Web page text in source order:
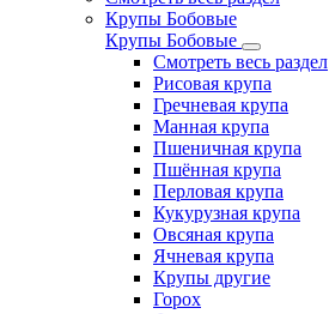
Крупы Бобовые
Крупы Бобовые
Смотреть весь раздел
Рисовая крупа
Гречневая крупа
Манная крупа
Пшеничная крупа
Пшённая крупа
Перловая крупа
Кукурузная крупа
Овсяная крупа
Ячневая крупа
Крупы другие
Горох